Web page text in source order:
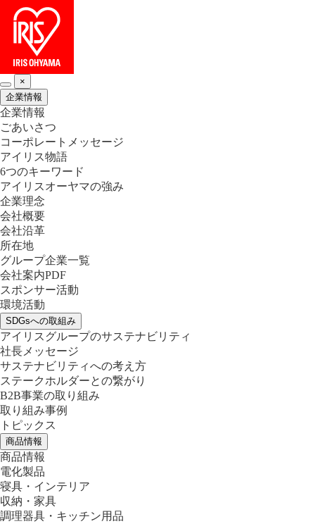
×
企業情報
企業情報
ごあいさつ
コーポレートメッセージ
アイリス物語
6つのキーワード
アイリスオーヤマの強み
企業理念
会社概要
会社沿革
所在地
グループ企業一覧
会社案内PDF
スポンサー活動
環境活動
SDGsへの取組み
アイリスグループのサステナビリティ
社長メッセージ
サステナビリティへの考え方
ステークホルダーとの繋がり
B2B事業の取り組み
取り組み事例
トピックス
商品情報
商品情報
電化製品
寝具・インテリア
収納・家具
調理器具・キッチン用品